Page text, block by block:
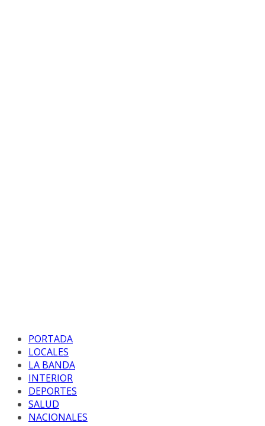
PORTADA
LOCALES
LA BANDA
INTERIOR
DEPORTES
SALUD
NACIONALES